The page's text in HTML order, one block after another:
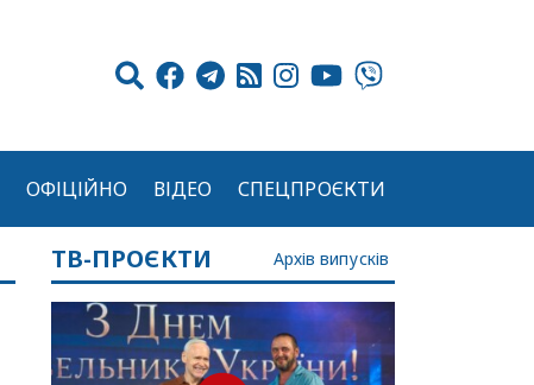
ОФІЦІЙНО ВІДЕО СПЕЦПРОЄКТИ
ТВ-ПРОЄКТИ Архів випусків